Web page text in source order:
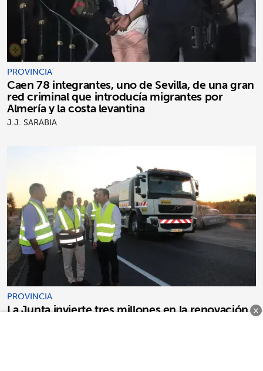
PROVINCIA
Caen 78 integrantes, uno de Sevilla, de una gran
red criminal que introducía migrantes por
Almería y la costa levantina
J.J. SARABIA
PROVINCIA
La Junta invierte tres millones en la renovación ×